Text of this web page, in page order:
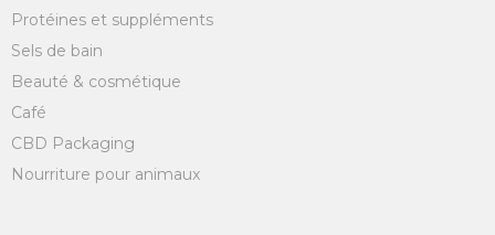
Protéines et suppléments
Sels de bain
Beauté & cosmétique
Café
CBD Packaging
Nourriture pour animaux